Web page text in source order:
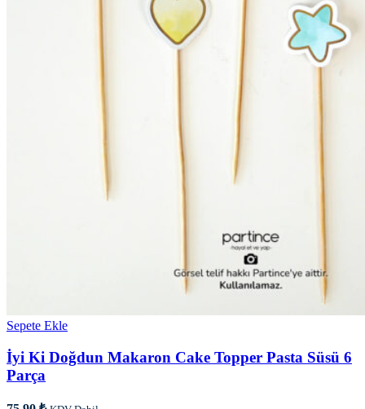
Sepete Ekle
İyi Ki Doğdun Makaron Cake Topper Pasta Süsü 6
Parça